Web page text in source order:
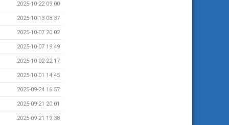
2025-10-22 09:00
2025-10-13 08:37
2025-10-07 20:02
2025-10-07 19:49
2025-10-02 22:17
2025-10-01 14:45
2025-09-24 16:57
2025-09-21 20:01
2025-09-21 19:38